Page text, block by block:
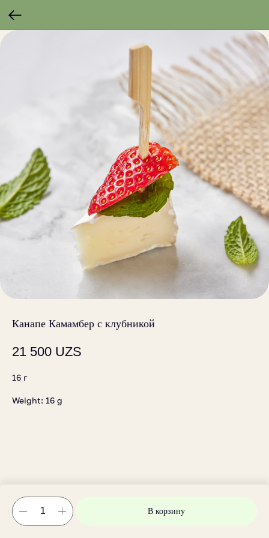
Канапе Камамбер с клубникой
21 500 UZS
В корзину
16 г
Weight: 16 g